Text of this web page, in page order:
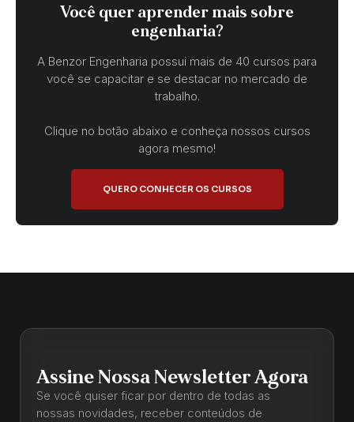
Você quer aprender mais sobre
engenharia?
A Benzor Engenharia possui mais de 40 cursos para
você se capacitar e se destacar no mercado de
trabalho.
Clique no botão abaixo e conheça nossos cursos
agora mesmo!
QUERO CONHECER OS CURSOS
Assine Nossa Newsletter Agora
Se você quiser ficar por dentro de todas as
nossas novidades, receber conteúdos de